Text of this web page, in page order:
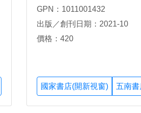
GPN：1011001432
出版／創刊日期：2021-10
價格：420
國家書店(開新視窗) 五南